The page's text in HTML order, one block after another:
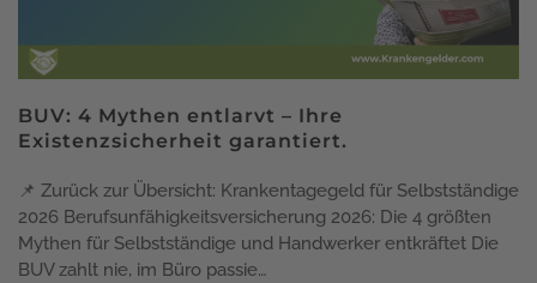
BUV: 4 Mythen entlarvt – Ihre
Existenzsicherheit garantiert.
📌 Zurück zur Übersicht: Krankentagegeld für Selbstständige
2026 Berufsunfähigkeitsversicherung 2026: Die 4 größten
Mythen für Selbstständige und Handwerker entkräftet Die
BUV zahlt nie, im Büro passie…